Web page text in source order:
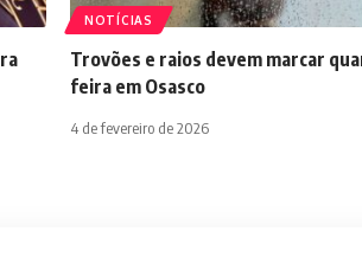
NOTÍCIAS
Trovões e raios devem marcar
feira em Osasco
4 de fevereiro de 2026